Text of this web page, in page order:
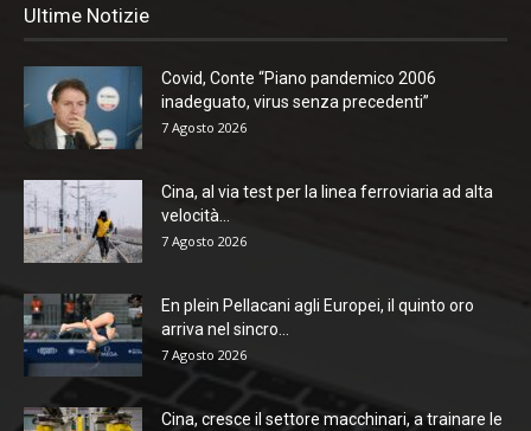
Ultime Notizie
Covid, Conte “Piano pandemico 2006
inadeguato, virus senza precedenti”
7 Agosto 2026
Cina, al via test per la linea ferroviaria ad alta
velocità...
7 Agosto 2026
En plein Pellacani agli Europei, il quinto oro
arriva nel sincro...
7 Agosto 2026
Cina, cresce il settore macchinari, a trainare le